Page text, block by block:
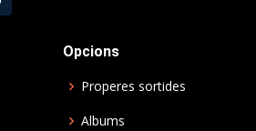
Opcions
Properes sortides
Albums